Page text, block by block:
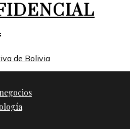
de Bolivia